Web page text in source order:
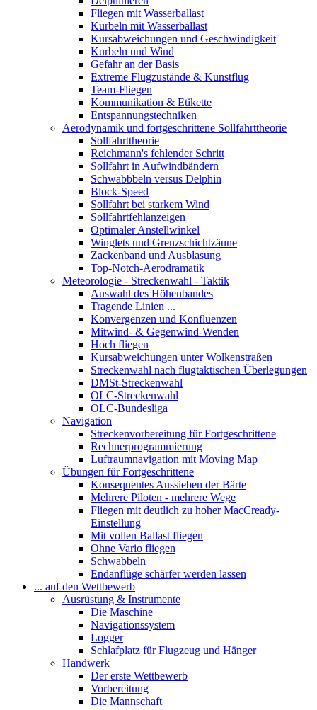
Fliegen mit Wasserballast
Kurbeln mit Wasserballast
Kursabweichungen und Geschwindigkeit
Kurbeln und Wind
Gefahr an der Basis
Extreme Flugzustände & Kunstflug
Team-Fliegen
Kommunikation & Etikette
Entspannungstechniken
Aerodynamik und fortgeschrittene Sollfahrttheorie
Sollfahrttheorie
Reichmann's fehlender Schritt
Sollfahrt in Aufwindbändern
Schwabbbeln versus Delphin
Block-Speed
Sollfahrt bei starkem Wind
Sollfahrtfehlanzeigen
Optimaler Anstellwinkel
Winglets und Grenzschichtzäune
Zackenband und Ausblasung
Top-Notch-Aerodramatik
Meteorologie - Streckenwahl - Taktik
Auswahl des Höhenbandes
Tragende Linien ...
Konvergenzen und Konfluenzen
Mitwind- & Gegenwind-Wenden
Hoch fliegen
Kursabweichungen unter Wolkenstraßen
Streckenwahl nach flugtaktischen Überlegungen
DMSt-Streckenwahl
OLC-Streckenwahl
OLC-Bundesliga
Navigation
Streckenvorbereitung für Fortgeschrittene
Rechnerprogrammierung
Luftraumnavigation mit Moving Map
Übungen für Fortgeschrittene
Konsequentes Aussieben der Bärte
Mehrere Piloten - mehrere Wege
Fliegen mit deutlich zu hoher MacCready-
Einstellung
Mit vollen Ballast fliegen
Ohne Vario fliegen
Schwabbeln
Endanflüge schärfer werden lassen
... auf den Wettbewerb
Ausrüstung & Instrumente
Die Maschine
Navigationssystem
Logger
Schlafplatz für Flugzeug und Hänger
Handwerk
Der erste Wettbewerb
Vorbereitung
Die Mannschaft